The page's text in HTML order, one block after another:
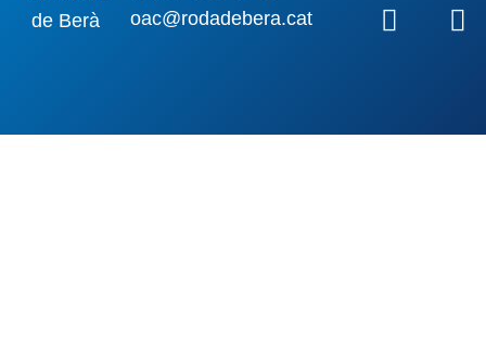
oac@rodadebera.cat